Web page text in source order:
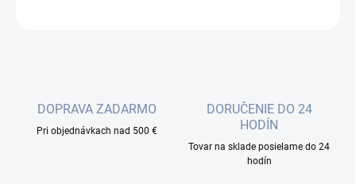
DOPRAVA ZADARMO
Pri objednávkach nad 500 €
DORUČENIE DO 24
HODÍN
Tovar na sklade posielame do 24
hodín